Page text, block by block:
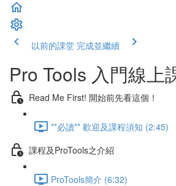
以前的課堂 完成並繼續
Pro Tools 入門線上
Read Me First! 開始前先看這個！
**必讀** 歡迎及課程須知 (2:45)
課程及ProTools之介紹
ProTools簡介 (6:32)